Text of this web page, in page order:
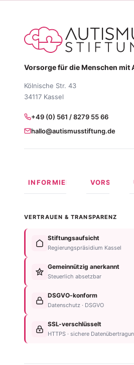
Vorsorge für die Menschen mit
Kölnische Str. 43
34117 Kassel
+49 (0) 561 / 8279 55 66
hallo@autismusstiftung.de
INFORMIEREN
Formen
Autismus
Anzeichen
Diagnose
Betroffene
Einrichtungsübersicht
Im
Testament
Zustiftung
Kind
absichern
Vorteile
VERTRAUEN & TRANSPARENZ
Stiftungsaufsicht
Regierungspräsidium Kassel
Gemeinnützig anerkannt
Steuerlich absetzbar
DSGVO-konform
Datenschutz · DSGVO
SSL-verschlüsselt
HTTPS · sichere